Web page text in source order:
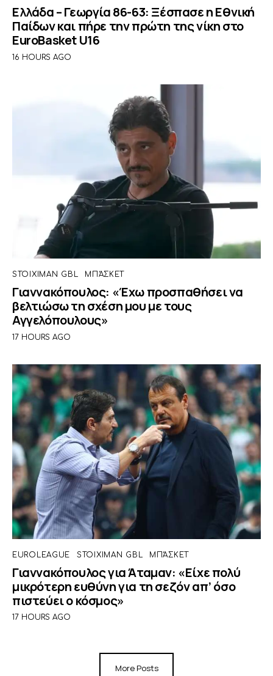
Ελλάδα – Γεωργία 86-63: Ξέσπασε η Εθνική
Παίδων και πήρε την πρώτη της νίκη στο
EuroBasket U16
16 HOURS AGO
STOIXIMAN GBL ΜΠΆΣΚΕΤ
Γιαννακόπουλος: «Έχω προσπαθήσει να
βελτιώσω τη σχέση μου με τους
Αγγελόπουλους»
17 HOURS AGO
EUROLEAGUE STOIXIMAN GBL ΜΠΆΣΚΕΤ
Γιαννακόπουλος για Άταμαν: «Είχε πολύ
μικρότερη ευθύνη για τη σεζόν απ’ όσο
πιστεύει ο κόσμος»
17 HOURS AGO
More Posts